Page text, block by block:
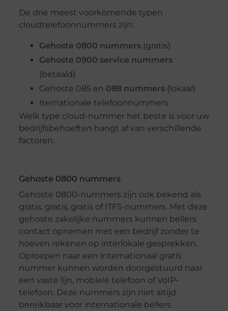
De drie meest voorkomende typen
cloudtelefoonnummers zijn:
Gehoste 0800 nummers(gratis)
Gehoste 0900 service nummers
(betaald)
Gehoste 085 en 088 nummers(lokaal)
Iternationale telefoonnummers
Welk type cloud-nummer het beste is voor uw
bedrijfsbehoeften hangt af van verschillende
factoren.
Gehoste 0800 nummers
Gehoste 0800-nummers zijn ook bekend als
gratis, gratis, gratis of ITFS-nummers. Met deze
gehoste zakelijke nummers kunnen bellers
contact opnemen met een bedrijf zonder te
hoeven rekenen op interlokale gesprekken.
Oproepen naar een internationaal gratis
nummer kunnen worden doorgestuurd naar
een vaste lijn, mobiele telefoon of VoIP-
telefoon. Deze nummers zijn niet altijd
bereikbaar voor internationale bellers.